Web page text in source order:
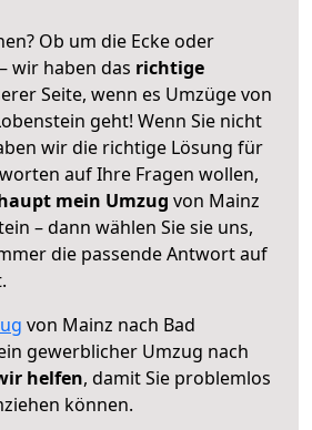
Ob um die Ecke oder
wir haben das richtige
Seite, wenn es Umzüge von
geht! Wenn Sie nicht
wir die richtige Lösung für
auf Ihre Fragen wollen,
mein Umzug von Mainz
– dann wählen Sie sie uns,
die passende Antwort auf
von Mainz nach Bad
gewerblicher Umzug nach
helfen, damit Sie problemlos
können.